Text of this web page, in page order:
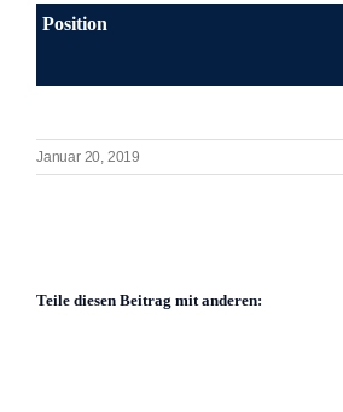
Position
Januar 20, 2019
Teile diesen Beitrag mit anderen: